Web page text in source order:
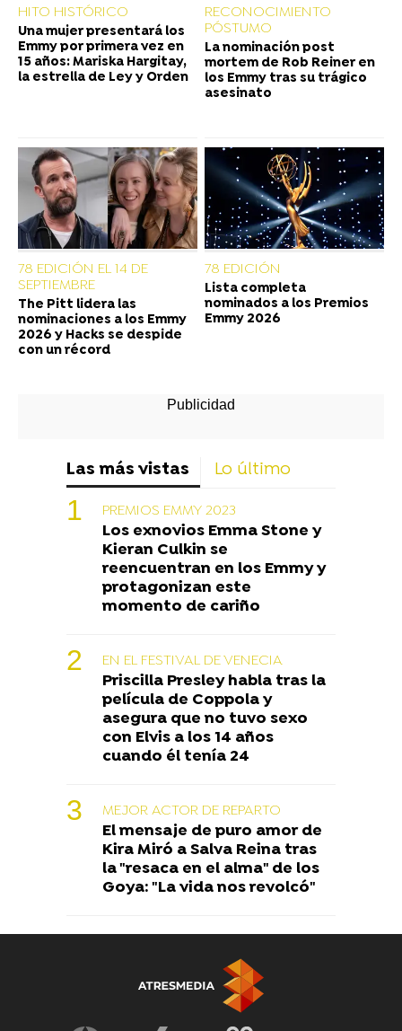
HITO HISTÓRICO
Una mujer presentará los
Emmy por primera vez en
15 años: Mariska Hargitay,
la estrella de Ley y Orden
RECONOCIMIENTO
PÓSTUMO
La nominación post
mortem de Rob Reiner en
los Emmy tras su trágico
asesinato
78 EDICIÓN EL 14 DE
SEPTIEMBRE
The Pitt lidera las
nominaciones a los Emmy
2026 y Hacks se despide
con un récord
78 EDICIÓN
Lista completa
nominados a los Premios
Emmy 2026
Las más vistas Lo último
PREMIOS EMMY 2023
Los exnovios Emma Stone y
Kieran Culkin se
reencuentran en los Emmy y
protagonizan este
momento de cariño
EN EL FESTIVAL DE VENECIA
Priscilla Presley habla tras la
película de Coppola y
asegura que no tuvo sexo
con Elvis a los 14 años
cuando él tenía 24
MEJOR ACTOR DE REPARTO
El mensaje de puro amor de
Kira Miró a Salva Reina tras
la "resaca en el alma" de los
Goya: "La vida nos revolcó"